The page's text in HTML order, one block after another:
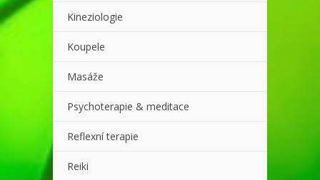
Kineziologie
Koupele
Masáže
Psychoterapie & meditace
Reflexní terapie
Reiki